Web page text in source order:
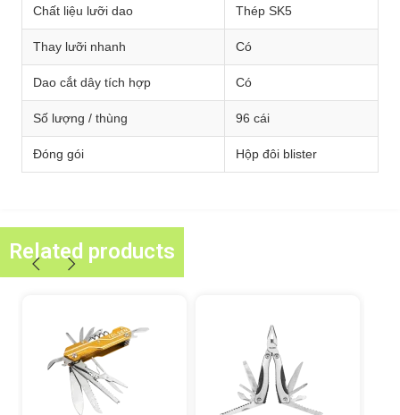
Chất liệu lưỡi dao Thép SK5
Thay lưỡi nhanh Có
Dao cắt dây tích hợp Có
Số lượng / thùng 96 cái
Đóng gói Hộp đôi blister
Related products